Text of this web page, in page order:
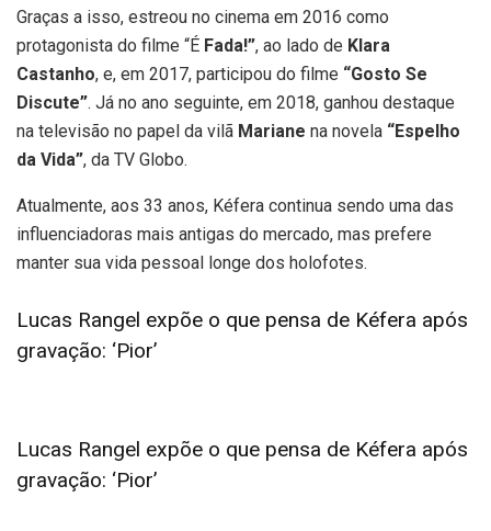
Graças a isso, estreou no cinema em 2016 como
protagonista do filme “É Fada!”, ao lado de Klara
Castanho, e, em 2017, participou do filme “Gosto Se
Discute”. Já no ano seguinte, em 2018, ganhou destaque
na televisão no papel da vilã Mariane na novela “Espelho
da Vida”, da TV Globo.
Atualmente, aos 33 anos, Kéfera continua sendo uma das
influenciadoras mais antigas do mercado, mas prefere
manter sua vida pessoal longe dos holofotes.
Lucas Rangel expõe o que pensa de Kéfera após
gravação: ‘Pior’
Lucas Rangel expõe o que pensa de Kéfera após
gravação: ‘Pior’